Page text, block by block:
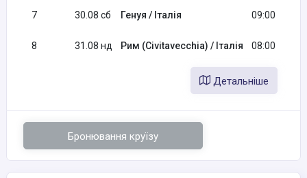
7 30.08 сб Генуя / Італія 09:00
8 31.08 нд Рим (Civitavecchia) / Італія 08:00
Детальніше
Бронювання круїзу